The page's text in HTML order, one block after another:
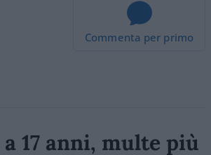
Commenta per primo
17 anni, multe più